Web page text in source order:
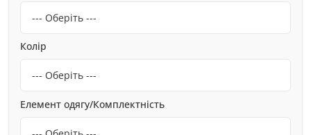
Колір
Елемент одягу/Комплектність